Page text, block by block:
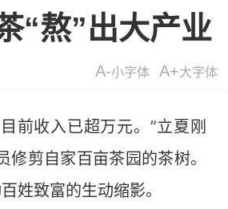
“熬”出大产业
A-小字体 A+大字体
收入已超万元。”立夏刚
剪自家百亩茶园的茶树。
姓致富的生动缩影。